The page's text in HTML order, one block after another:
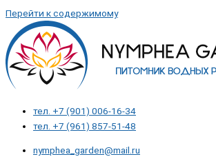
Перейти к содержимому
тел. +7 (901) 006-16-34
тел. +7 (961) 857-51-48
nymphea_garden@mail.ru